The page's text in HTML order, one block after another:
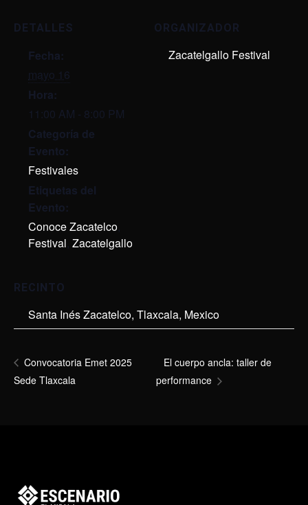
DETALLES
Fecha:
mayo 16
Hora:
11:00 AM - 8:00 PM
Categoría de
Evento:
Festivales
Etiquetas del
Evento:
Conoce Zacatelco
Festival Zacatelgallo
RECINTO
Santa Inés Zacatelco, Tlaxcala, Mexico
ORGANIZADOR
Zacatelgallo Festival
Convocatoria Emet 2025
Sede Tlaxcala
El cuerpo ancla: taller de
performance